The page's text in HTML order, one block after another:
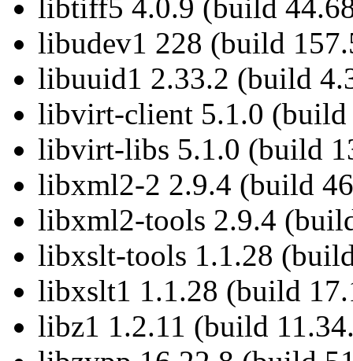
libtiff5 4.0.9 (build
libudev1 228 (build
libuuid1 2.33.2 (build
libvirt-client 5.1.0 (build
libvirt-libs 5.1.0 (build
libxml2-2 2.9.4 (build
libxml2-tools 2.9.4
libxslt-tools 1.1.28
libxslt1 1.1.28 (build
libz1 1.2.11 (build